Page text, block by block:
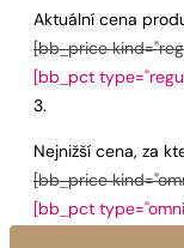
Aktuální cena
[bb_price
[bb_pct
Nejnižší cena, za
[bb_price
[bb_pct